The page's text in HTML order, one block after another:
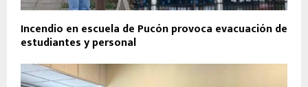
Incendio en escuela de Pucón provoca evacuación de
estudiantes y personal